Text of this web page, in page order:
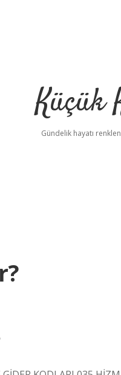
Küçük
Gündelik hayatı